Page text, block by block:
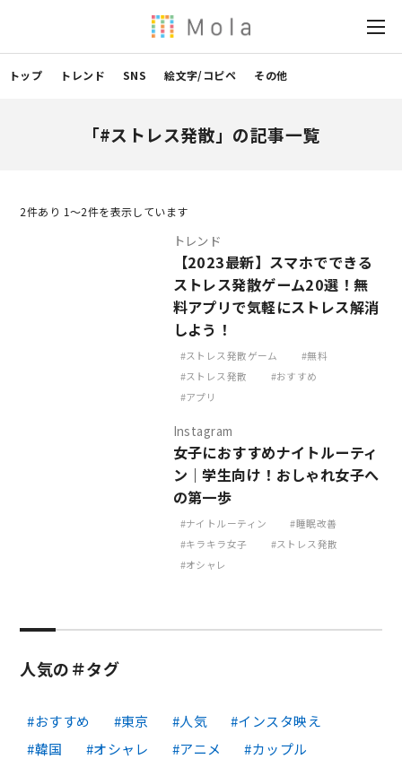
トップ トレンド SNS 絵文字/コピペ その他
「#ストレス発散」の記事一覧
2件あり 1〜2件を表示しています
トレンド
【2023最新】スマホでできる
ストレス発散ゲーム20選！無
料アプリで気軽にストレス解消
しよう！
ストレス発散ゲーム
無料
ストレス発散
おすすめ
アプリ
Instagram
女子におすすめナイトルーティ
ン｜学生向け！おしゃれ女子へ
の第一歩
ナイトルーティン
睡眠改善
キラキラ女子
ストレス発散
オシャレ
人気の＃タグ
おすすめ 東京 人気
インスタ映え
韓国
オシャレ アニメ
カップル